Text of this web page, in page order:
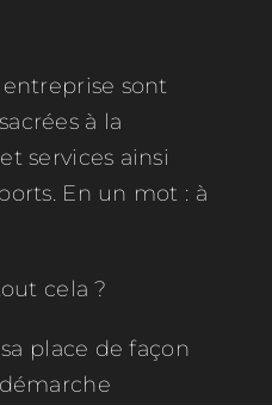
entreprise sont
à la
services ainsi
En un mot : à
cela ?
place de façon